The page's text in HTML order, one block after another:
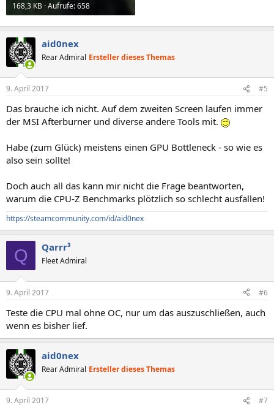
168,3 KB · Aufrufe: 658
aid0nex
Rear Admiral Ersteller dieses Themas
9. April 2017 #5
Das brauche ich nicht. Auf dem zweiten Screen laufen immer
der MSI Afterburner und diverse andere Tools mit.
Habe (zum Glück) meistens einen GPU Bottleneck - so wie es
also sein sollte!
Doch auch all das kann mir nicht die Frage beantworten,
warum die CPU-Z Benchmarks plötzlich so schlecht ausfallen!
https://steamcommunity.com/id/aid0nex
Q Qarrr³
Fleet Admiral
9. April 2017 #6
Teste die CPU mal ohne OC, nur um das auszuschließen, auch
wenn es bisher lief.
aid0nex
Rear Admiral Ersteller dieses Themas
9. April 2017 #7